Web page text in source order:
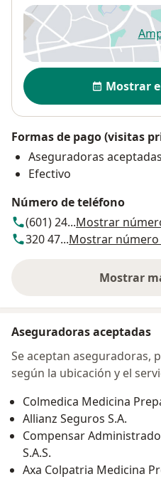
Disponibilidad
Mostrar
Formas de pago (visitas
Aseguradoras
Efectivo
Número de teléfono
(601) 24...Mostrar
320 47...Mostrar
Mostrar
Aseguradoras aceptadas
Se aceptan aseguradoras,
según la ubicación y el
Colmedica Medicina
Allianz Seguros S.A.
Compensar
S.A.S.
Axa Colpatria Medicina